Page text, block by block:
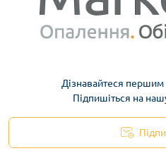
Дізнавайтеся першим
Підпишіться на